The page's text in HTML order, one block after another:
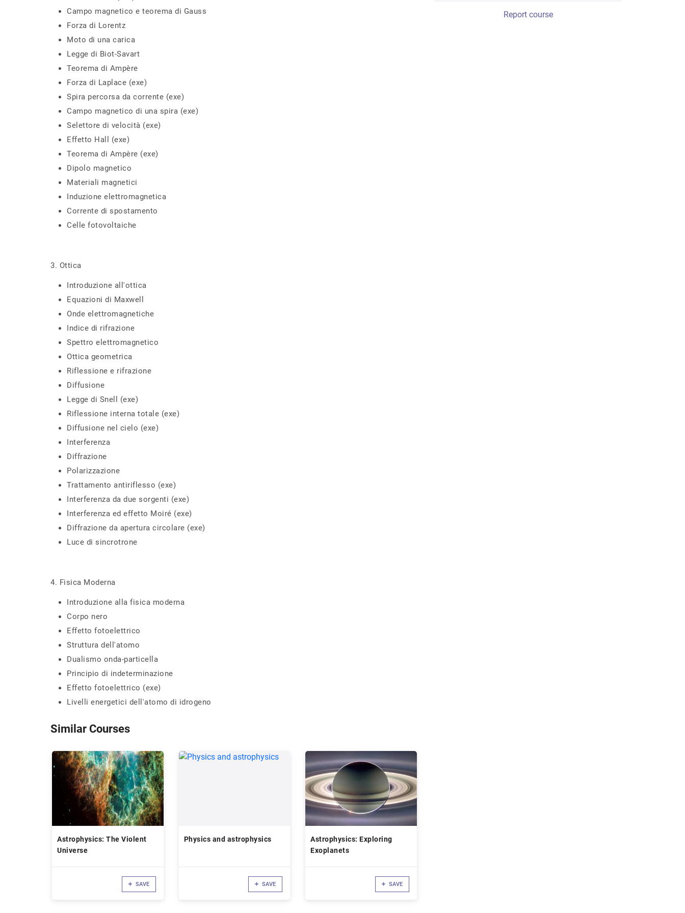
Campo magnetico e teorema di Gauss
Forza di Lorentz
Moto di una carica
Legge di Biot-Savart
Teorema di Ampère
Forza di Laplace (exe)
Spira percorsa da corrente (exe)
Campo magnetico di una spira (exe)
Selettore di velocità (exe)
Effetto Hall (exe)
Teorema di Ampère (exe)
Dipolo magnetico
Materiali magnetici
Induzione elettromagnetica
Corrente di spostamento
Celle fotovoltaiche
3. Ottica
Introduzione all'ottica
Equazioni di Maxwell
Onde elettromagnetiche
Indice di rifrazione
Spettro elettromagnetico
Ottica geometrica
Riflessione e rifrazione
Diffusione
Legge di Snell (exe)
Riflessione interna totale (exe)
Diffusione nel cielo (exe)
Interferenza
Diffrazione
Polarizzazione
Trattamento antiriflesso (exe)
Interferenza da due sorgenti (exe)
Interferenza ed effetto Moiré (exe)
Diffrazione da apertura circolare (exe)
Luce di sincrotrone
4. Fisica Moderna
Introduzione alla fisica moderna
Corpo nero
Effetto fotoelettrico
Struttura dell'atomo
Dualismo onda-particella
Principio di indeterminazione
Effetto fotoelettrico (exe)
Livelli energetici dell'atomo di idrogeno
Similar Courses
Astrophysics: The Violent
Universe
SAVE
Physics and astrophysics
SAVE
Astrophysics: Exploring
Exoplanets
SAVE
Report course